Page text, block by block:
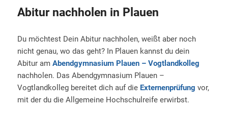
Abitur nachholen in Plauen
Du möchtest Dein Abitur nachholen, weißt aber noch
nicht genau, wo das geht? In Plauen kannst du dein
Abitur am Abendgymnasium Plauen – Vogtlandkolleg
nachholen. Das Abendgymnasium Plauen –
Vogtlandkolleg bereitet dich auf die Externenprüfung vor,
mit der du die Allgemeine Hochschulreife erwirbst.